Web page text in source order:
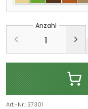
Anzahl
Art.-Nr.: 37301